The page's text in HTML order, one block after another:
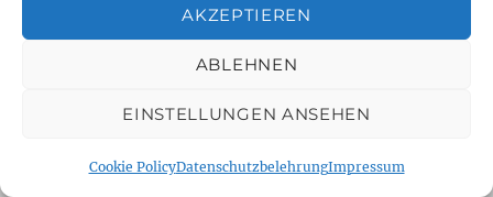
AKZEPTIEREN
ABLEHNEN
EINSTELLUNGEN ANSEHEN
Cookie PolicyDatenschutzbelehrungImpressum
Sessionmusiker für Studioaufnahmen,
Remote Sessions, Songwriting, Sounddesign
Sessionmusiker (Gitarre, Bass, Drums,
Remote und im Studio.